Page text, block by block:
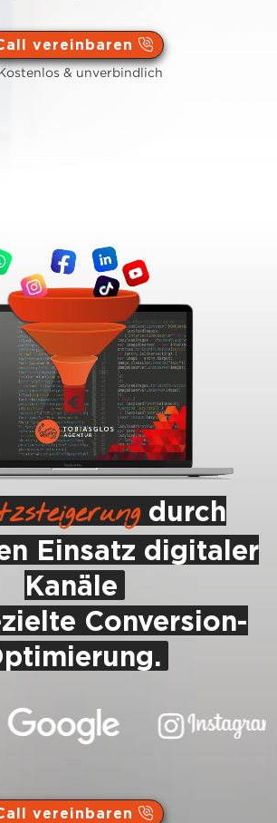
vereinbaren
Kostenlos & unverbindlich
durch
Einsatz digitaler
Kanäle
Conversion-
vereinbaren